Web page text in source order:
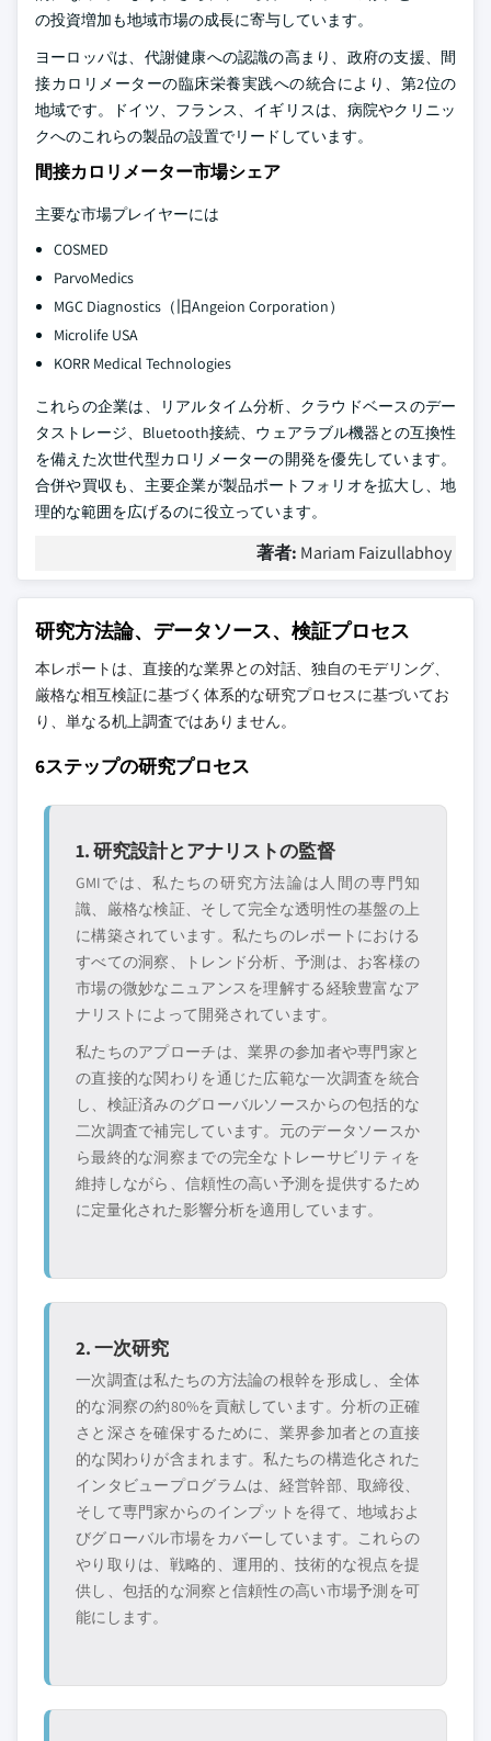
の投資増加も地域市場の成長に寄与しています。
ヨーロッパは、代謝健康への認識の高まり、政府の支援、間
接カロリメーターの臨床栄養実践への統合により、第2位の
地域です。ドイツ、フランス、イギリスは、病院やクリニッ
クへのこれらの製品の設置でリードしています。
間接カロリメーター市場シェア
主要な市場プレイヤーには
COSMED
ParvoMedics
MGC Diagnostics（旧Angeion Corporation）
Microlife USA
KORR Medical Technologies
これらの企業は、リアルタイム分析、クラウドベースのデー
タストレージ、Bluetooth接続、ウェアラブル機器との互換性
を備えた次世代型カロリメーターの開発を優先しています。
合併や買収も、主要企業が製品ポートフォリオを拡大し、地
理的な範囲を広げるのに役立っています。
著者: Mariam Faizullabhoy
研究方法論、データソース、検証プロセス
本レポートは、直接的な業界との対話、独自のモデリング、
厳格な相互検証に基づく体系的な研究プロセスに基づいてお
り、単なる机上調査ではありません。
6ステップの研究プロセス
1. 研究設計とアナリストの監督
GMIでは、私たちの研究方法論は人間の専門知
識、厳格な検証、そして完全な透明性の基盤の上
に構築されています。私たちのレポートにおける
すべての洞察、トレンド分析、予測は、お客様の
市場の微妙なニュアンスを理解する経験豊富なア
ナリストによって開発されています。
私たちのアプローチは、業界の参加者や専門家と
の直接的な関わりを通じた広範な一次調査を統合
し、検証済みのグローバルソースからの包括的な
二次調査で補完しています。元のデータソースか
ら最終的な洞察までの完全なトレーサビリティを
維持しながら、信頼性の高い予測を提供するため
に定量化された影響分析を適用しています。
2. 一次研究
一次調査は私たちの方法論の根幹を形成し、全体
的な洞察の約80%を貢献しています。分析の正確
さと深さを確保するために、業界参加者との直接
的な関わりが含まれます。私たちの構造化された
インタビュープログラムは、経営幹部、取締役、
そして専門家からのインプットを得て、地域およ
びグローバル市場をカバーしています。これらの
やり取りは、戦略的、運用的、技術的な視点を提
供し、包括的な洞察と信頼性の高い市場予測を可
能にします。